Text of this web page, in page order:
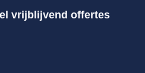
vrijblijvend offertes